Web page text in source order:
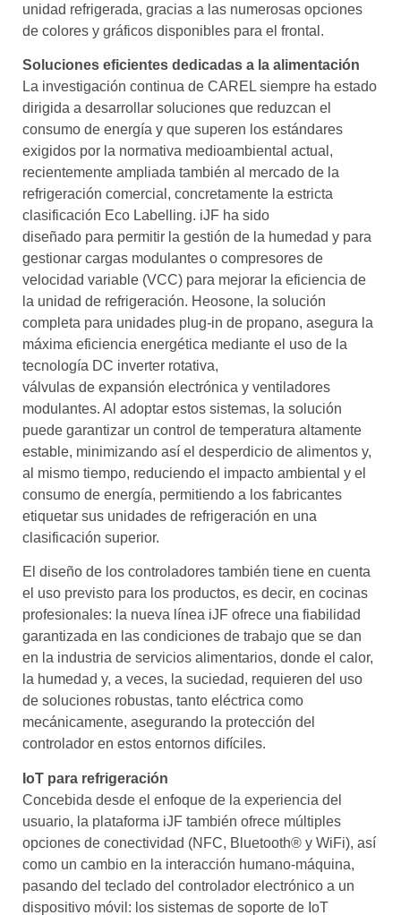
unidad refrigerada, gracias a las numerosas opciones
de colores y gráficos disponibles para el frontal.
Soluciones eficientes dedicadas a la alimentación
La investigación continua de CAREL siempre ha estado
dirigida a desarrollar soluciones que reduzcan el
consumo de energía y que superen los estándares
exigidos por la normativa medioambiental actual,
recientemente ampliada también al mercado de la
refrigeración comercial, concretamente la estricta
clasificación Eco Labelling. iJF ha sido
diseñado para permitir la gestión de la humedad y para
gestionar cargas modulantes o compresores de
velocidad variable (VCC) para mejorar la eficiencia de
la unidad de refrigeración. Heosone, la solución
completa para unidades plug-in de propano, asegura la
máxima eficiencia energética mediante el uso de la
tecnología DC inverter rotativa,
válvulas de expansión electrónica y ventiladores
modulantes. Al adoptar estos sistemas, la solución
puede garantizar un control de temperatura altamente
estable, minimizando así el desperdicio de alimentos y,
al mismo tiempo, reduciendo el impacto ambiental y el
consumo de energía, permitiendo a los fabricantes
etiquetar sus unidades de refrigeración en una
clasificación superior.
El diseño de los controladores también tiene en cuenta
el uso previsto para los productos, es decir, en cocinas
profesionales: la nueva línea iJF ofrece una fiabilidad
garantizada en las condiciones de trabajo que se dan
en la industria de servicios alimentarios, donde el calor,
la humedad y, a veces, la suciedad, requieren del uso
de soluciones robustas, tanto eléctrica como
mecánicamente, asegurando la protección del
controlador en estos entornos difíciles.
IoT para refrigeración
Concebida desde el enfoque de la experiencia del
usuario, la plataforma iJF también ofrece múltiples
opciones de conectividad (NFC, Bluetooth® y WiFi), así
como un cambio en la interacción humano-máquina,
pasando del teclado del controlador electrónico a un
dispositivo móvil: los sistemas de soporte de IoT